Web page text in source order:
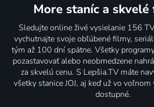
More staníc a skvelé
Sledujte online živé vysielanie 156
vychutnajte svoje obľúbené filmy,
tým až 100 dní spätne. Všetky
pozastavovať alebo neobmedzene
za skvelú cenu. S Lepšia.TV máte
všetky stanice JOJ, aj keď už vo
dostupné.